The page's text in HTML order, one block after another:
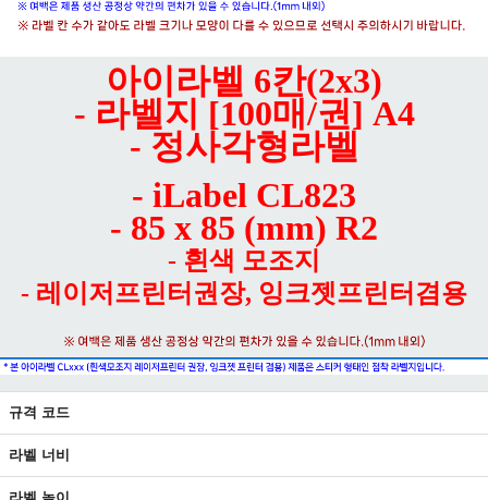
아이라벨 6칸(2x3)
- 라벨지 [100매/권] A4
- 정사각형라벨
- iLabel CL823
- 85 x 85 (mm) R2
- 흰색 모조지
- 레이저프린터권장, 잉크젯프린터겸용
규격 코드
라벨 너비